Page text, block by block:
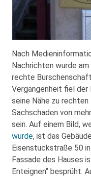
Nach
Nachrichten wurde
rechte
Vergangenheit fiel der
seine Nähe zu rechten
Sachschaden von
sein. Auf einem Bild,
wurde, ist das
Eisenstuckstraße 50
Fassade des Hauses
Enteignen“ besprüht.